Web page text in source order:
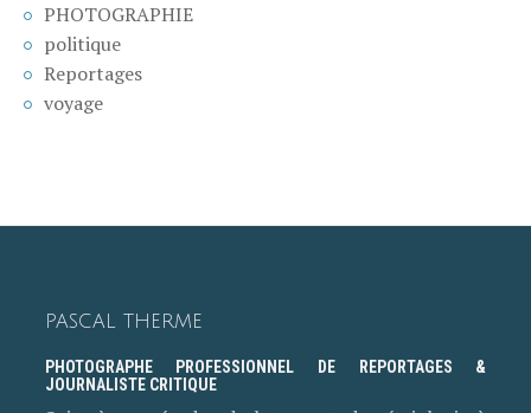
PHOTOGRAPHIE
politique
Reportages
voyage
PASCAL THERME
PHOTOGRAPHE PROFESSIONNEL DE REPORTAGES &
JOURNALISTE CRITIQUE